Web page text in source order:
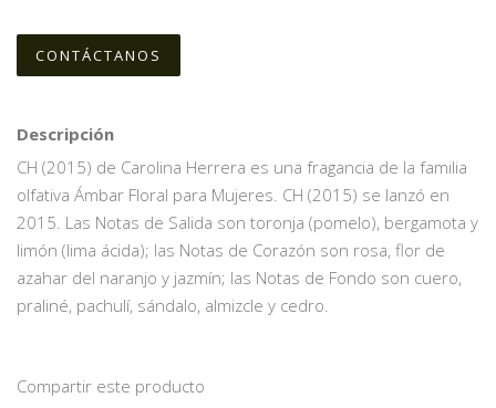
CONTÁCTANOS
Descripción
CH (2015) de Carolina Herrera es una fragancia de la familia
olfativa Ámbar Floral para Mujeres. CH (2015) se lanzó en
2015. Las Notas de Salida son toronja (pomelo), bergamota y
limón (lima ácida); las Notas de Corazón son rosa, flor de
azahar del naranjo y jazmín; las Notas de Fondo son cuero,
praliné, pachulí, sándalo, almizcle y cedro.
Compartir este producto